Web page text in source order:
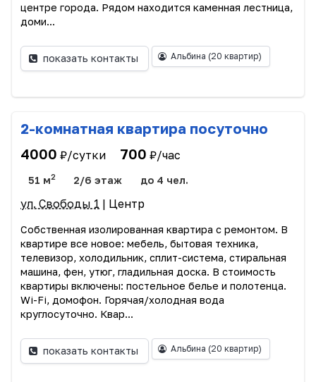
центре города. Рядом находится каменная лестница,
доми...
показать контакты Альбина (20 квартир)
2-комнатная квартира посуточно
4000 ₽/сутки 700 ₽/час
51 м2 2/6 этаж до 4 чел.
ул. Свободы 1 | Центр
Собственная изолированная квартира с ремонтом. В
квартире все новое: мебель, бытовая техника,
телевизор, холодильник, сплит-система, стиральная
машина, фен, утюг, гладильная доска. В стоимость
квартиры включены: постельное белье и полотенца.
Wi-Fi, домофон. Горячая/холодная вода
круглосуточно. Квар...
показать контакты Альбина (20 квартир)